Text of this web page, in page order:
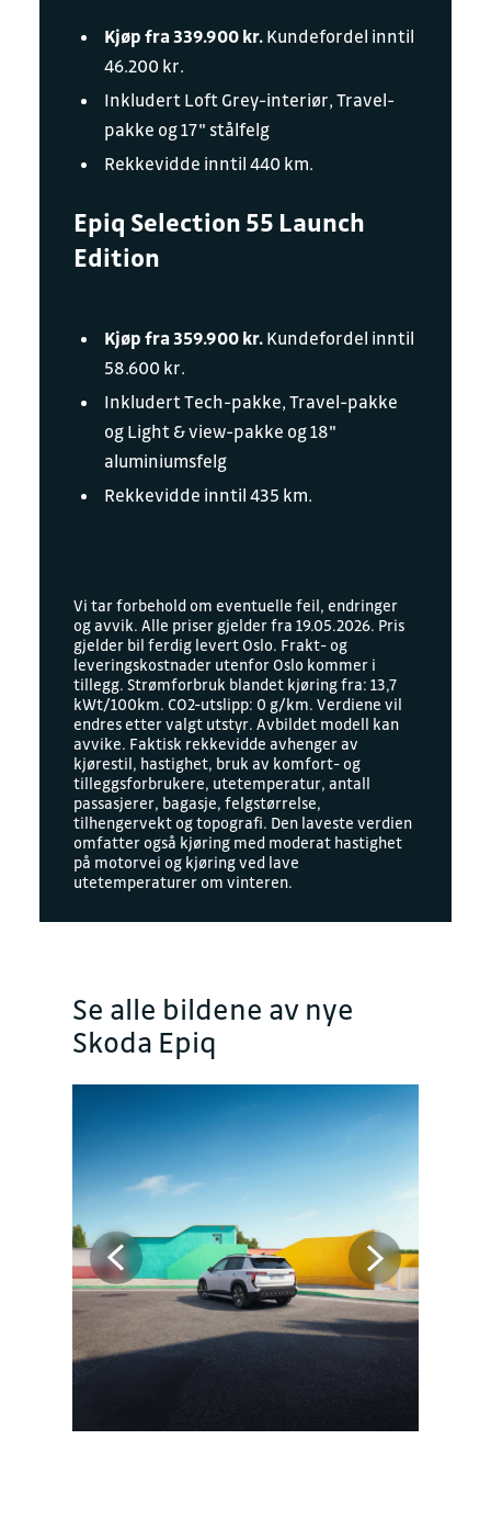
Kjøp fra 339.900 kr. Kundefordel inntil
46.200 kr.
Inkludert Loft Grey-interiør, Travel-
pakke og 17" stålfelg
Rekkevidde inntil 440 km.
Epiq Selection 55 Launch
Edition
Kjøp fra 359.900 kr. Kundefordel inntil
58.600 kr.
Inkludert Tech-pakke, Travel-pakke
og Light & view-pakke og 18"
aluminiumsfelg
Rekkevidde inntil 435 km.
Vi tar forbehold om eventuelle feil, endringer
og avvik. Alle priser gjelder fra 19.05.2026. Pris
gjelder bil ferdig levert Oslo. Frakt- og
leveringskostnader utenfor Oslo kommer i
tillegg. Strømforbruk blandet kjøring fra: 13,7
kWt/100km. CO2-utslipp: 0 g/km. Verdiene vil
endres etter valgt utstyr. Avbildet modell kan
avvike. Faktisk rekkevidde avhenger av
kjørestil, hastighet, bruk av komfort- og
tilleggsforbrukere, utetemperatur, antall
passasjerer, bagasje, felgstørrelse,
tilhengervekt og topografi. Den laveste verdien
omfatter også kjøring med moderat hastighet
på motorvei og kjøring ved lave
utetemperaturer om vinteren.
Se alle bildene av nye
Skoda Epiq